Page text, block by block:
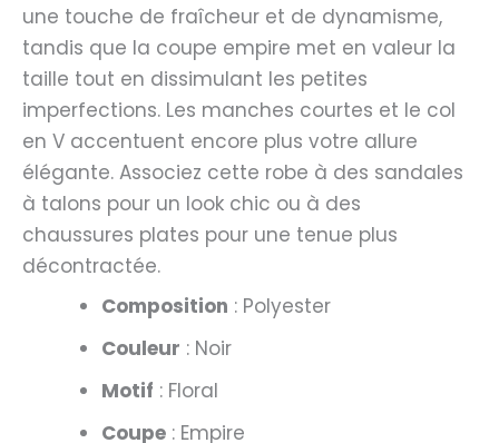
une touche de fraîcheur et de dynamisme,
tandis que la coupe empire met en valeur la
taille tout en dissimulant les petites
imperfections. Les manches courtes et le col
en V accentuent encore plus votre allure
élégante. Associez cette robe à des sandales
à talons pour un look chic ou à des
chaussures plates pour une tenue plus
décontractée.
Composition : Polyester
Couleur : Noir
Motif : Floral
Coupe : Empire